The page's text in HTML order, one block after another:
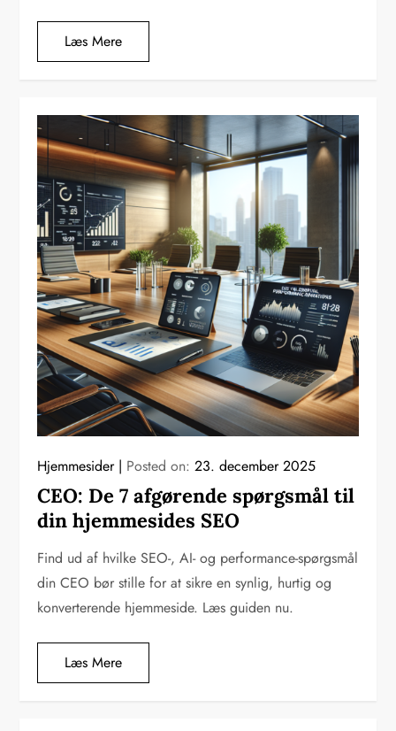
Læs Mere
Hjemmesider Posted on:23. december 2025
CEO: De 7 afgørende spørgsmål til
din hjemmesides SEO
Find ud af hvilke SEO-, AI- og performance-spørgsmål
din CEO bør stille for at sikre en synlig, hurtig og
konverterende hjemmeside. Læs guiden nu.
Læs Mere